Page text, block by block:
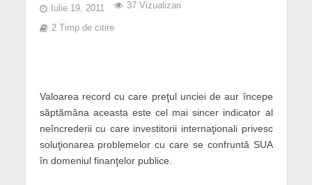
Iulie 19, 2011 37 Vizualizari
2 Timp de citire
Valoarea record cu care preţul unciei de aur începe
săptămâna aceasta este cel mai sincer indicator al
neîncrederii cu care investitorii internaţionali privesc
soluţionarea problemelor cu care se confruntă SUA
în domeniul finanţelor publice.